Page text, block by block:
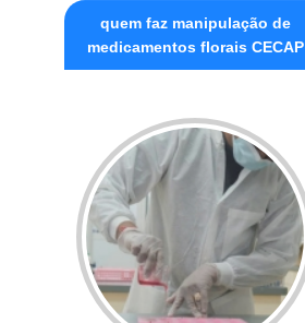
quem faz manipulação de
medicamentos florais CECAP